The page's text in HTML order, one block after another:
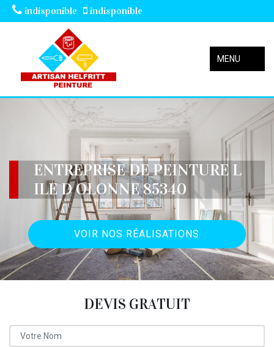
indisponible indisponible
MENU
ENTREPRISE DE PEINTURE L
ILE D OLONNE 85340
VOIR NOS RÉALISATIONS
DEVIS GRATUIT